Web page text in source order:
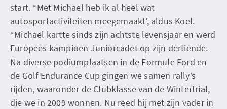
start. “Met Michael heb ik al heel wat
autosportactiviteiten meegemaakt’, aldus Koel.
“Michael kartte sinds zijn achtste levensjaar en werd
Europees kampioen Juniorcadet op zijn dertiende.
Na diverse podiumplaatsen in de Formule Ford en
de Golf Endurance Cup gingen we samen rally’s
rijden, waaronder de Clubklasse van de Wintertrial,
die we in 2009 wonnen. Nu reed hij met zijn vader in